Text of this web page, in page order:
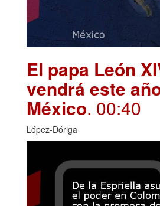
El papa León
vendrá este
México. 00:40
López-Dóriga